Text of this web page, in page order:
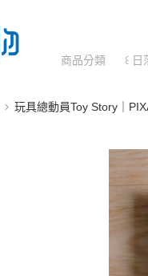
商品分類 ꒰
玩具總動員Toy Story｜